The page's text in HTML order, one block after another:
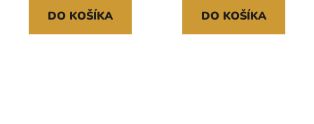
DO KOŠÍKA DO KOŠÍKA